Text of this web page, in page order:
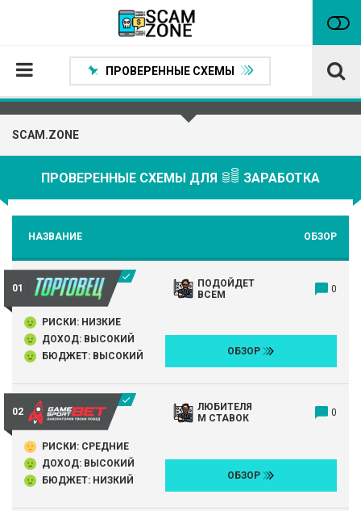
Проверенные способы заработка
Нейтральные
Сомнительные
Статьи
Партнеры
ПРОВЕРЕННЫЕ СХЕМЫ
SCAM.ZONE
ПРОВЕРЕННЫЕ СХЕМЫ ДЛЯ ЗАРАБОТКА
НАЗВАНИЕ ОБЗОР
ПОДОЙДЕТ
ВСЕМ
0
РИСКИ: НИЗКИЕ
ДОХОД: ВЫСОКИЙ
БЮДЖЕТ: ВЫСОКИЙ
ОБЗОР
ЛЮБИТЕЛЯ
М СТАВОК
0
РИСКИ: СРЕДНИЕ
ДОХОД: ВЫСОКИЙ
БЮДЖЕТ: НИЗКИЙ
ОБЗОР